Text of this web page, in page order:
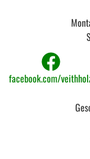
facebook.com/